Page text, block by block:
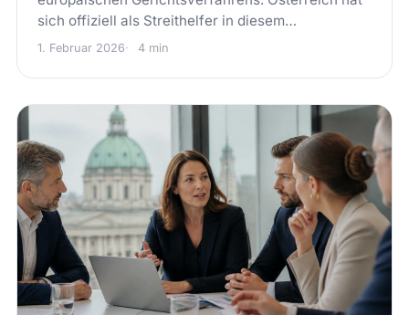
sich offiziell als Streithelfer in diesem…
1. Februar 2026 4 min